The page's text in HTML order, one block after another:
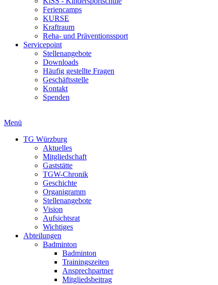
Feriencamps
KURSE
Kraftraum
Reha- und Präventionssport
Servicepoint
Stellenangebote
Downloads
Häufig gestellte Fragen
Geschäftsstelle
Kontakt
Spenden
Menü
TG Würzburg
Aktuelles
Mitgliedschaft
Gaststätte
TGW-Chronik
Geschichte
Organigramm
Stellenangebote
Vision
Aufsichtsrat
Wichtiges
Abteilungen
Badminton
Badminton
Trainingszeiten
Ansprechpartner
Mitgliedsbeitrag